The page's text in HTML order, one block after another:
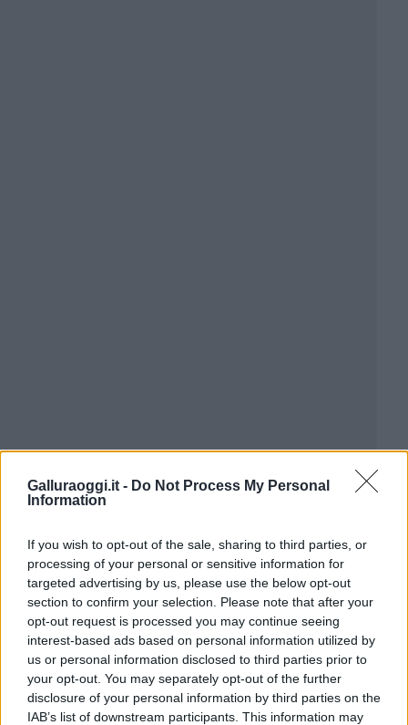
Galluraoggi.it - Do Not Process My Personal
Information
If you wish to opt-out of the sale, sharing to third parties, or
processing of your personal or sensitive information for
targeted advertising by us, please use the below opt-out
section to confirm your selection. Please note that after your
opt-out request is processed you may continue seeing
interest-based ads based on personal information utilized by
us or personal information disclosed to third parties prior to
your opt-out. You may separately opt-out of the further
disclosure of your personal information by third parties on the
IAB’s list of downstream participants. This information may